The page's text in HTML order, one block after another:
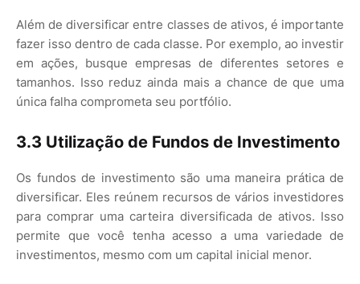
Além de diversificar entre classes de ativos, é importante
fazer isso dentro de cada classe. Por exemplo, ao investir
em ações, busque empresas de diferentes setores e
tamanhos. Isso reduz ainda mais a chance de que uma
única falha comprometa seu portfólio.
3.3 Utilização de Fundos de Investimento
Os fundos de investimento são uma maneira prática de
diversificar. Eles reúnem recursos de vários investidores
para comprar uma carteira diversificada de ativos. Isso
permite que você tenha acesso a uma variedade de
investimentos, mesmo com um capital inicial menor.